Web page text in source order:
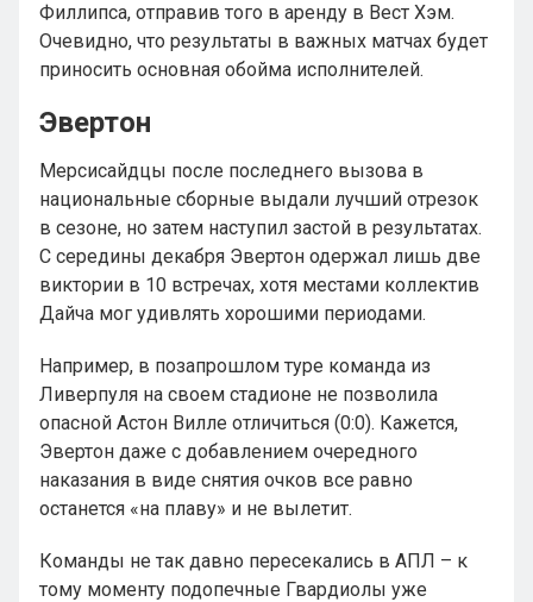
Филлипса, отправив того в аренду в Вест Хэм.
Очевидно, что результаты в важных матчах будет
приносить основная обойма исполнителей.
Эвертон
Мерсисайдцы после последнего вызова в
национальные сборные выдали лучший отрезок
в сезоне, но затем наступил застой в результатах.
С середины декабря Эвертон одержал лишь две
виктории в 10 встречах, хотя местами коллектив
Дайча мог удивлять хорошими периодами.
Например, в позапрошлом туре команда из
Ливерпуля на своем стадионе не позволила
опасной Астон Вилле отличиться (0:0). Кажется,
Эвертон даже с добавлением очередного
наказания в виде снятия очков все равно
останется «на плаву» и не вылетит.
Команды не так давно пересекались в АПЛ – к
тому моменту подопечные Гвардиолы уже